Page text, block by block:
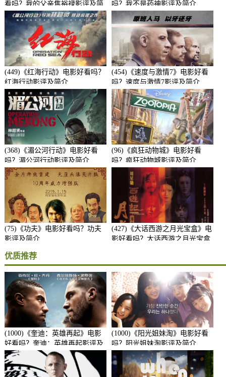
看吗？我的父亲焦裕禄影评及简
吗？我不是药神影评及简介
(449)《红海行动》电影好看吗？
红海行动影评及简介
(454)《速度与激情7》电影好看
吗？速度与激情7影评及简介
(368)《湄公河行动》电影好看
吗？湄公河行动影评及简介
(96)《疯狂动物城》电影好看
吗？疯狂动物城影评及简介
(75)《功夫》电影好看吗？功夫
影评及简介
(427)《大话西游之月光宝盒》电
影好看吗？大话西游之月光宝盒
优质推荐
(1000)《奎迪：英雄再起》电影
好看吗？奎迪：英雄再起影评及
简介
(1000)《阳光姐妹淘》电影好看
吗？阳光姐妹淘影评及简介